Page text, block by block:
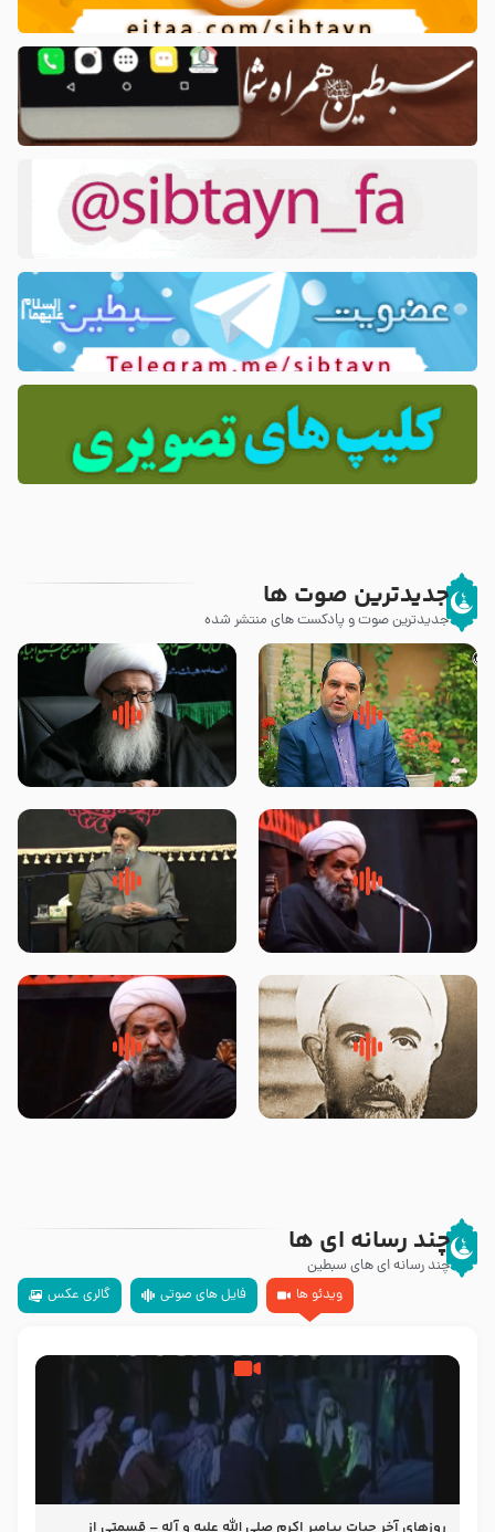
جدیدترین صوت ها
جدیدترین صوت و پادکست های منتشر شده
پیامبر صلی الله علیه وآله و سلم
فرمودند وای بر بچه های آخر
زوّار اربعین امام حسین (علیه
السلام) با این اشتیاق به زیارت
روضه جانسوز پاره های جگر امام
حسن مجتبی علیه السلام-حجت
لقب حضرت رقیه سلام الله علیها به
چه معناست – حجت الاسلام علوی
روضه‌ی مجلس یزید ملعون و
اسارت اهل‌بیت علیهم‌السلام –
سلام جوانی که امام حسین علیه
السلام خودش جوابش را دادند
چند رسانه ای ها
چند رسانه ای های سبطین
ویدئو ها
فایل های صوتی گالری عکس
روزهای آخر حیات پیامبر اکرم صلی الله علیه و آله – قسمتی از